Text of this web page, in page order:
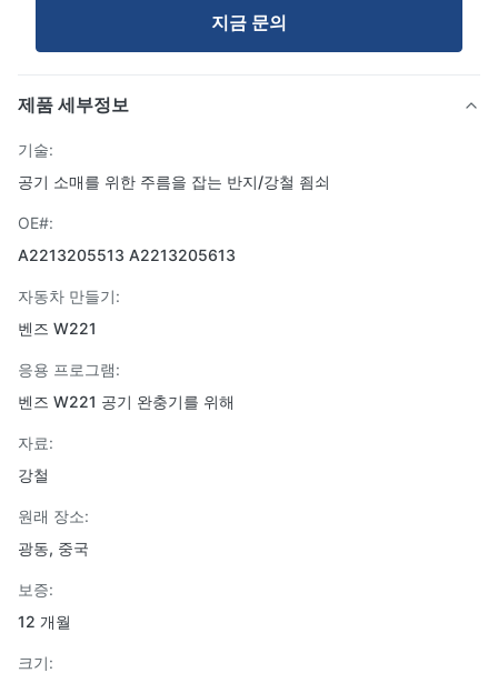
지금 문의
제품 세부정보
기술:
공기 소매를 위한 주름을 잡는 반지/강철 죔쇠
OE#:
A2213205513 A2213205613
자동차 만들기:
벤즈 W221
응용 프로그램:
벤즈 W221 공기 완충기를 위해
자료:
강철
원래 장소:
광동, 중국
보증:
12 개월
크기: